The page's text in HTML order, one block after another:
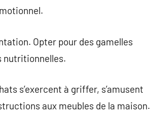
Opter pour des gamelles
nutritionnelles.
s’exercent à griffer, s’amusent
aux meubles de la maison.